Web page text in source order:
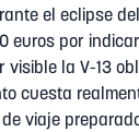
el eclipse
euros por
visible la V-13
cuesta
de viaje